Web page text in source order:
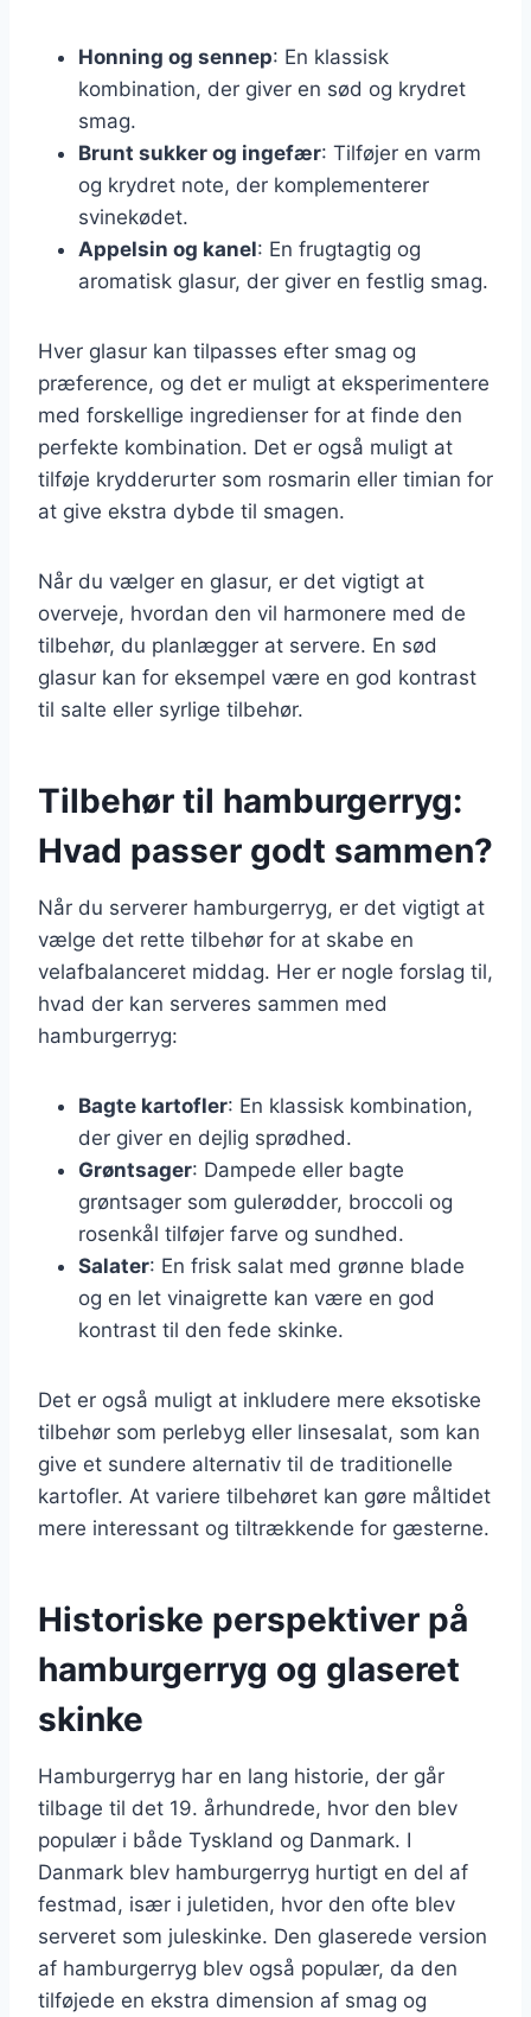
Honning og sennep: En klassisk
kombination, der giver en sød og krydret
smag.
Brunt sukker og ingefær: Tilføjer en varm
og krydret note, der komplementerer
svinekødet.
Appelsin og kanel: En frugtagtig og
aromatisk glasur, der giver en festlig smag.
Hver glasur kan tilpasses efter smag og
præference, og det er muligt at eksperimentere
med forskellige ingredienser for at finde den
perfekte kombination. Det er også muligt at
tilføje krydderurter som rosmarin eller timian for
at give ekstra dybde til smagen.
Når du vælger en glasur, er det vigtigt at
overveje, hvordan den vil harmonere med de
tilbehør, du planlægger at servere. En sød
glasur kan for eksempel være en god kontrast
til salte eller syrlige tilbehør.
Tilbehør til hamburgerryg:
Hvad passer godt sammen?
Når du serverer hamburgerryg, er det vigtigt at
vælge det rette tilbehør for at skabe en
velafbalanceret middag. Her er nogle forslag til,
hvad der kan serveres sammen med
hamburgerryg:
Bagte kartofler: En klassisk kombination,
der giver en dejlig sprødhed.
Grøntsager: Dampede eller bagte
grøntsager som gulerødder, broccoli og
rosenkål tilføjer farve og sundhed.
Salater: En frisk salat med grønne blade
og en let vinaigrette kan være en god
kontrast til den fede skinke.
Det er også muligt at inkludere mere eksotiske
tilbehør som perlebyg eller linsesalat, som kan
give et sundere alternativ til de traditionelle
kartofler. At variere tilbehøret kan gøre måltidet
mere interessant og tiltrækkende for gæsterne.
Historiske perspektiver på
hamburgerryg og glaseret
skinke
Hamburgerryg har en lang historie, der går
tilbage til det 19. århundrede, hvor den blev
populær i både Tyskland og Danmark. I
Danmark blev hamburgerryg hurtigt en del af
festmad, især i juletiden, hvor den ofte blev
serveret som juleskinke. Den glaserede version
af hamburgerryg blev også populær, da den
tilføjede en ekstra dimension af smag og